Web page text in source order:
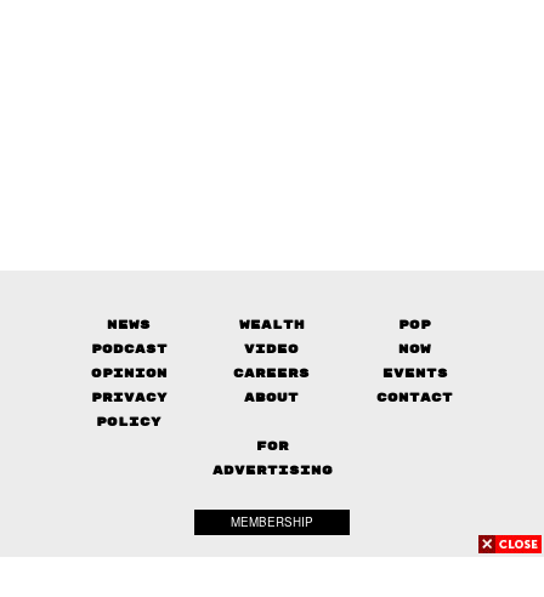
News Wealth
Pop
Podcast
Video
Now
Opinion
Careers
Events
Privacy
Policy
About Contact
FOR
ADVERTISING
MEMBERSHIP